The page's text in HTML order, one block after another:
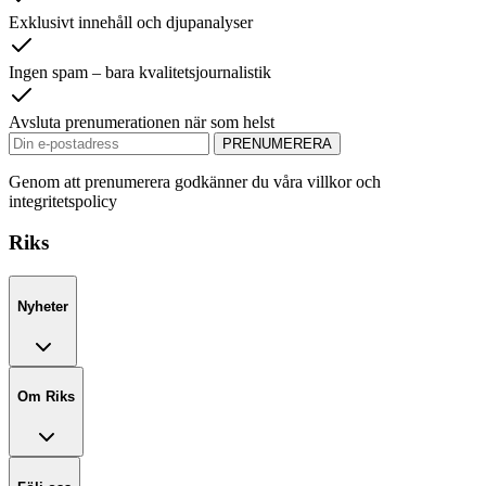
Exklusivt innehåll och djupanalyser
Ingen spam – bara kvalitetsjournalistik
Avsluta prenumerationen när som helst
PRENUMERERA
Genom att prenumerera godkänner du våra villkor och
integritetspolicy
Riks
Nyheter
Om Riks